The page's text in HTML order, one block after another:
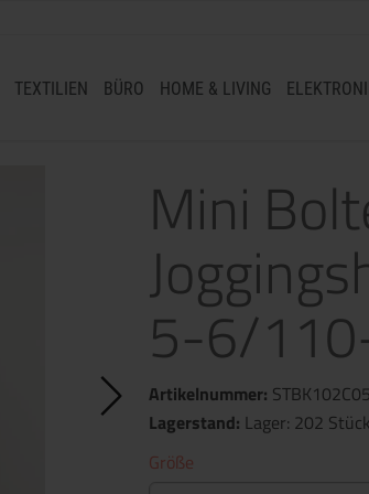
TEXTILIEN BÜRO HOME & LIVING
Mini
5-6/
Artikelnummer:
Lagerstand: Lager: 202 Stück
Größe